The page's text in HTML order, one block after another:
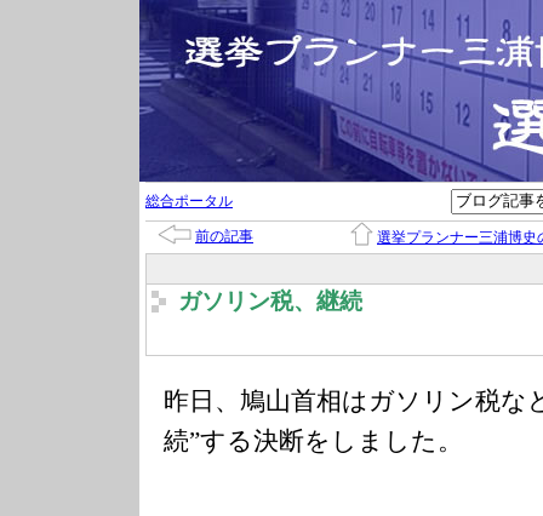
総合ポータル
前の記事 選挙プランナー三浦博史
ガソリン税、継続
昨日、鳩山首相はガソリン税な
続”する決断をしました。